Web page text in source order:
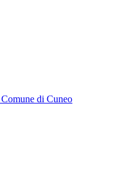
di Cuneo